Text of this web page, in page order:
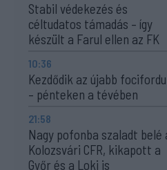
Stabil védekezés és
céltudatos támadás – így
készült a Farul ellen az FK
10:36
Kezdődik az újabb
– pénteken a tévében
21:58
Nagy pofonba szaladt belé
Kolozsvári CFR, kikapott a
Győr és a Loki is